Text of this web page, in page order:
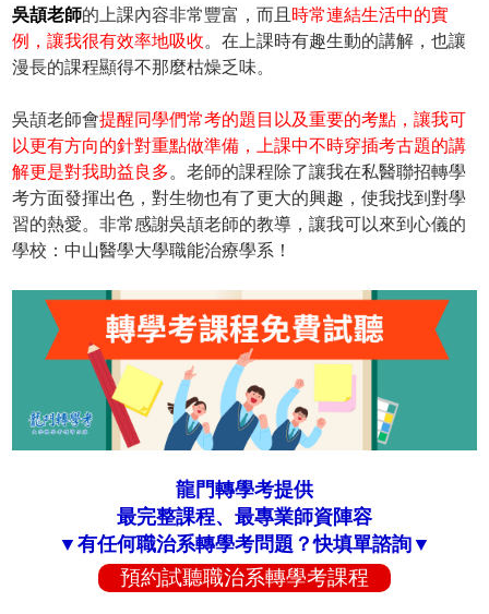
吳頡老師的上課內容非常豐富，而且 時常連結生活中的實
例，讓我很有效率地吸收。在上課時有趣生動的講解，也讓
漫長的課程顯得不那麼枯燥乏味。
吳頡老師會提醒同學們常考的題目以及重要的考點，讓我可
以更有方向的針對重點做準備，上課中不時穿插考古題的講
解更是對我助益良多。老師的課程除了讓我在私醫聯招轉學
考方面發揮出色，對生物也有了更大的興趣，使我找到對學
習的熱愛。非常感謝吳頡老師的教導，讓我可以來到心儀的
學校：中山醫學大學職能治療學系！
龍門轉學考提供
最完整課程、最專業師資陣容
▼有任何職治系轉學考問題？快填單諮詢▼
預約試聽職治系轉學考課程